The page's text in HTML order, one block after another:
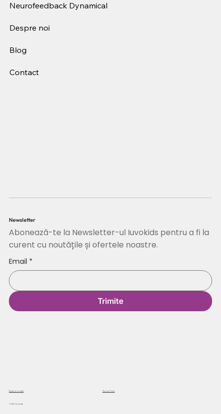
Privacy Policy
Termeni și condiții
© 2025 Iuvokids
Newsletter
Abonează-te la Newsletter-ul Iuvokids pentru a fi la
curent cu noutățile și ofertele noastre.
Email *
Trimite
Neurofeedback Dynamical
Despre noi
Blog
Contact